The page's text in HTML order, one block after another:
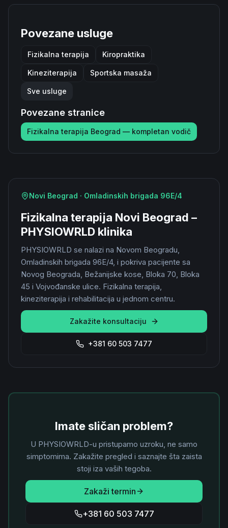
Povezane usluge
Fizikalna terapija Kiropraktika
Kineziterapija Sportska masaža
Sve usluge
Povezane stranice
Fizikalna terapija Beograd — kompletan vodič
Novi Beograd · Omladinskih brigada 96E/4
Fizikalna terapija Novi Beograd –
PHYSIOWRLD klinika
PHYSIOWRLD se nalazi na Novom Beogradu,
Omladinskih brigada 96E/4, i pokriva pacijente sa
Novog Beograda, Bežanijske kose, Bloka 70, Bloka
45 i Vojvođanske ulice. Fizikalna terapija,
kineziterapija i rehabilitacija u jednom centru.
Zakažite konsultaciju
+381 60 503 7477
Imate sličan problem?
U PHYSIOWRLD-u pristupamo uzroku, ne samo
simptomima. Zakažite pregled i saznajte šta zaista
stoji iza vaših tegoba.
Zakaži termin
+381 60 503 7477